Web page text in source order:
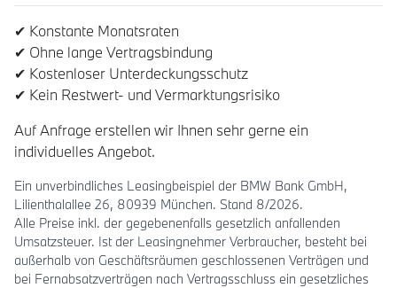
✔ Konstante Monatsraten
✔ Ohne lange Vertragsbindung
✔ Kostenloser Unterdeckungsschutz
✔ Kein Restwert- und Vermarktungsrisiko
Auf Anfrage erstellen wir Ihnen sehr gerne ein
individuelles Angebot.
Ein unverbindliches Leasingbeispiel der BMW Bank GmbH,
Lilienthalallee 26, 80939 München. Stand 8/2026.
Alle Preise inkl. der gegebenenfalls gesetzlich anfallenden
Umsatzsteuer. Ist der Leasingnehmer Verbraucher, besteht bei
außerhalb von Geschäftsräumen geschlossenen Verträgen und
bei Fernabsatzverträgen nach Vertragsschluss ein gesetzliches